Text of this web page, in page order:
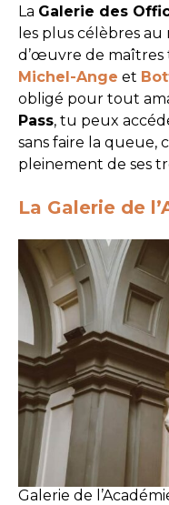
La Galerie des
les plus célèbres
d’œuvre de maîtres
Michel-Ange et
obligé pour tout
Pass, tu peux
sans faire la
pleinement de ses
La Galerie de
Galerie de